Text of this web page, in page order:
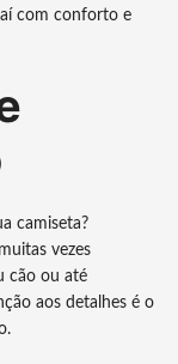
com conforto e
camiseta?
vezes
cão ou até
aos detalhes é o